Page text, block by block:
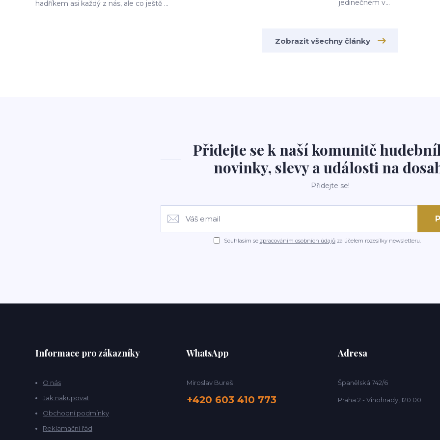
hadříkem asi každý z nás, ale co ještě ...
jedinečném v...
Zobrazit všechny články
Přidejte se k naší komunitě
novinky, slevy a události na
Přidejte se!
Souhlasím se zpracováním osobních údajůza účelem rozesílky newsletteru.
Informace pro zákazníky
O nás
Jak nakupovat
Obchodní podmínky
Reklamační řád
WhatsApp
Miroslav Bureš
+420 603 410 773
Adresa
Španělská 742/6
Praha 2 - Vinohrady, 120 00